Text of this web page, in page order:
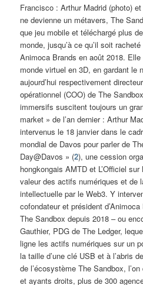
Francisco : Arthur Madrid (photo)
ne devienne un métavers, The
que jeu mobile et téléchargé plus
monde, jusqu’à ce qu’il soit
Animoca Brands en août 2018.
monde virtuel en 3D, en gardant le
aujourd’hui respectivement
opérationnel (COO) de The
immersifs suscitent toujours un
market » de l’an dernier : Arthur
intervenus le 18 janvier dans le
mondial de Davos pour parler de
Day@Davos » (2), une cession
hongkongais AMTD et L’Officiel
valeur des actifs numériques et de
intellectuelle par le Web3. Y
cofondateur et président
The Sandbox depuis 2018 – ou
Gauthier, PDG de The Ledger,
ligne les actifs numériques sur un
la taille d’une clé USB et à l’abris
de l’écosystème The Sandbox,
et ayants droits, plus de 300